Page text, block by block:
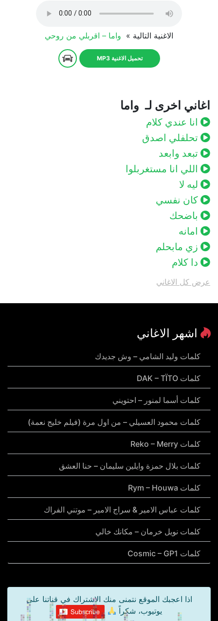
الاغنية التالية » واما – اقربلي من روحي
تحميل الاغنية MP3
اغاني اخرى لـ واما
انا عندي كلام
تحلفلي اصدق
تبعد وابعد
اللي انا مستغربلوا
ليه لا
كان نفسي
باضحك
امانه
زي مابحلم
دا كلام
عرض كل الاغاني
اشهر الاغاني
كلمات وليد الشامي – وش جديدك
كلمات DAK – TÏTO
كلمات أسما لمنور – احتويني
كلمات محمود العسيلي – من اول مرة (فيلم خليج نعمة)
كلمات Reko – Merry
كلمات بلال حمزة وايلين سليمان – حنا العشق
كلمات Rym – Houwa
كلمات عباس الامير & سراج الامير – موتني الفراك
كلمات نويل خرمان – مكانك خالي
كلمات Cosmic – GP1
اذا اعجبك الموقع نتمنى منك الاشتراك في قناتنا على
يوتيوب، شكراً